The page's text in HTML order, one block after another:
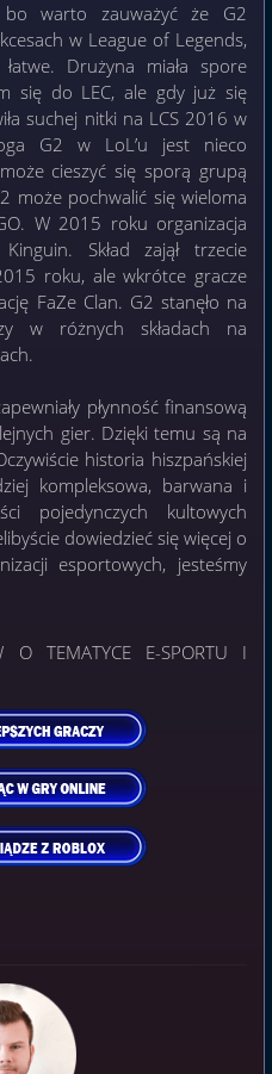
warto zauważyć że G2
w League of Legends,
Drużyna miała spore
się do LEC, ale gdy już się
suchej nitki na LCS 2016 w
G2 w LoL’u jest nieco
cieszyć się sporą grupą
może pochwalić się wieloma
W 2015 roku organizacja
Skład zajął trzecie
roku, ale wkrótce gracze
FaZe Clan. G2 stanęło na
w różnych składach na
płynność finansową
gier. Dzięki temu są na
historia hiszpańskiej
kompleksowa, barwana i
pojedynczych kultowych
dowiedzieć się więcej o
esportowych, jesteśmy
O TEMATYCE E-SPORTU I